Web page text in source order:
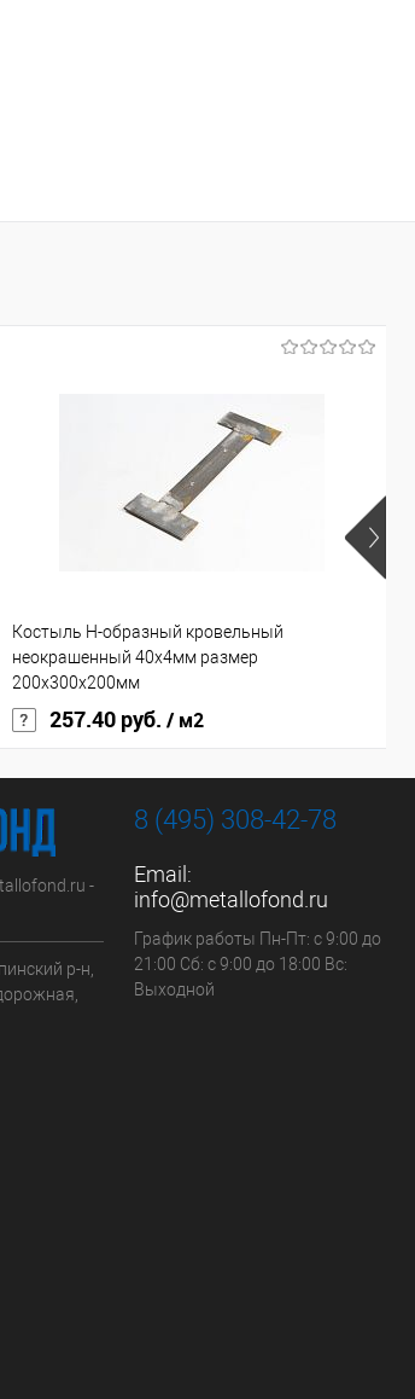
Костыль H-образный кровельный
неокрашенный 40х4мм размер
200x300х200мм
257.40 руб. / м2
-
р-н,
8 (495) 308-42-78
Email:
info@metallofond.ru
График работы Пн-Пт: с 9:00 до
21:00 Сб: с 9:00 до 18:00 Вс:
Выходной